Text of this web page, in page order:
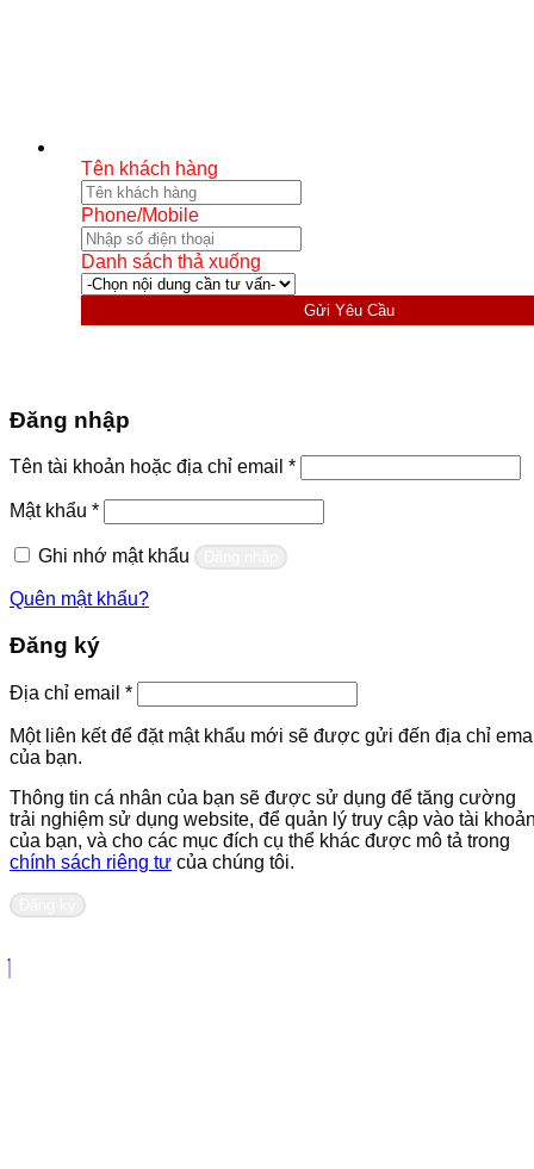
Tên khách hàng
Phone/Mobile
Danh sách thả xuống
Gửi Yêu Cầu
Đăng nhập
Tên tài khoản hoặc địa chỉ email *Bắt
buộc
Mật khẩu *Bắt
buộc
Ghi nhớ mật khẩu
Quên mật khẩu?
Đăng ký
Địa chỉ email *Bắt
buộc
Một liên kết để đặt mật khẩu mới sẽ được gửi đến địa chỉ
của bạn.
Thông tin cá nhân của bạn sẽ được sử dụng để tăng cường
trải nghiệm sử dụng website, để quản lý truy cập vào tài
của bạn, và cho các mục đích cụ thể khác được mô tả trong
chính sách riêng tư của chúng tôi.